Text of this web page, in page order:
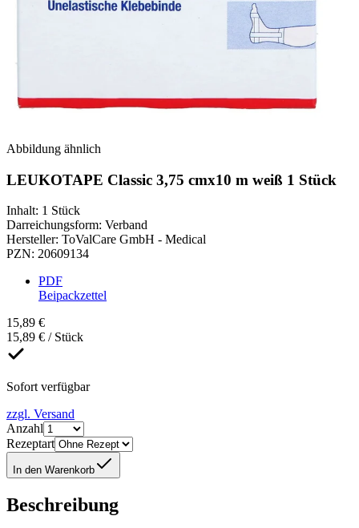
Abbildung ähnlich
LEUKOTAPE Classic 3,75 cmx10 m weiß 1 Stück
Inhalt: 1 Stück
Darreichungsform: Verband
Hersteller: ToValCare GmbH - Medical
PZN: 20609134
PDF
Beipackzettel
15,89 €
15,89 € / Stück
Sofort verfügbar
zzgl. Versand
Anzahl
Rezeptart
In den Warenkorb
Beschreibung